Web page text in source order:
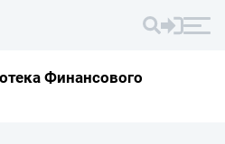
Финансового